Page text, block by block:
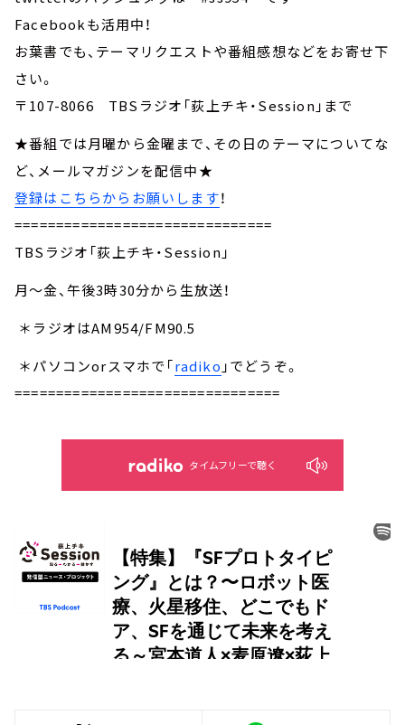
Facebookも活用中！
お葉書でも、テーマリクエストや番組感想などをお寄せ下
さい。
〒107-8066 TBSラジオ「荻上チキ・Session」まで
★番組では月曜から金曜まで、その日のテーマについてな
ど、メールマガジンを配信中★
登録はこちらからお願いします！
===============================
TBSラジオ「荻上チキ・Session」
月～金、午後3時30分から生放送！
＊ラジオはAM954/FM90.5
＊パソコンorスマホで「radiko 」でどうぞ。
================================
タイムフリーで聴く